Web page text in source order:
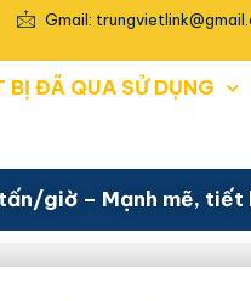
Gmail:
BỊ ĐÃ QUA SỬ DỤNG
giờ – Mạnh mẽ, tiết